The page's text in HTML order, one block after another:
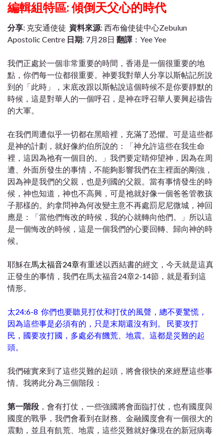
編輯組特區: 傾倒天父心的時代
分享: 克安通使徒 資料來源: 西布倫使徒中心Zebulun
Apostolic Centre 日期: 7月28日 翻譯 ：Yee Yee
我們正處於一個非常重要的時間，香港是一個很重要的地
點，你們每一位都很重要。神要我對華人分享以斯帖記所說
到的「此時」，末底改跟以斯帖說這個時候不是你要靜默的
時候，這是對華人的一個呼召，是神在呼召華人要興起禱告
的大軍。
在我們周遭似乎一切都在黑暗裡，充滿了恐懼。可是這些都
是神的計劃，就好像約伯所說的：「神允許這些在我生命
裡，這因為祂有一個目的。」我們要定睛仰望神，因為在周
遭、外面所發生的事情，不能夠影響我們在主裡面的剛強，
因為神是我們的父親，也是列國的父親。當有事情發生的時
候，神也知道，神也不高興，可是祂就好像一個爸爸管教孩
子那樣的。約拿問神為何改變主意不再處罰尼尼微城，神回
應是：「當他們悔改的時候，我的心就轉向他們。」所以這
是一個悔改的時候，這是一個我們的心要回轉、歸向神的時
候。
耶穌在馬太福音24章有重述以西結書的經文，今天就是這真
正發生的事情，我們在馬太福音24章2-14節，就是看到這
情形。
太24:6-8 你們也要聽見打仗和打仗的風聲，總不要驚慌，
因為這些事是必須有的，只是末期還沒有到。
民要攻打
民，國要攻打國，多處必有饑荒、地震。 這都是災難的起
頭。
我們確實來到了這些災難的起頭，將會很快的來經歷這些事
情。我將此分為三個階段：
第一階段 ，會有打仗，一些強國將會面臨打仗，也有國度與
國度的戰爭，我們會看到在財務、金融國度會有一個很大的
震動，並且有飢荒、地震，這些災難就好像現在的新冠病毒